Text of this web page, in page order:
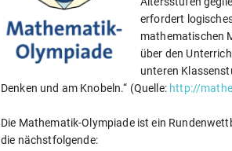
erfordert
mathematischen
über den
unteren
Denken und am Knobeln.“ (Quelle: http://
Die Mathematik-Olympiade ist ein
die nächstfolgende: